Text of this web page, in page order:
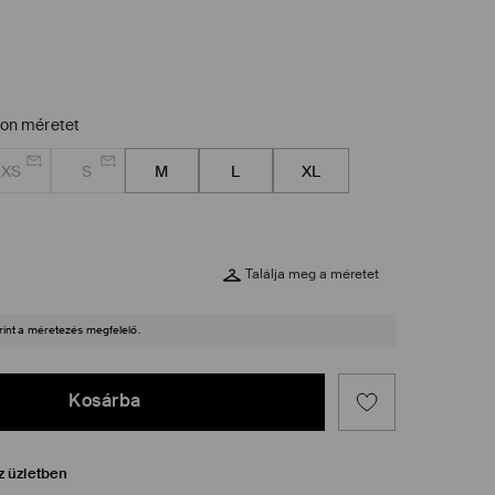
méretet
XS S M L XL
Találja meg a méretet
a méretezés megfelelő.
Kosárba
üzletben